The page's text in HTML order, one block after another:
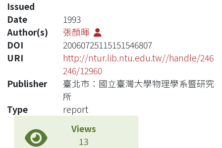
Issued
Date
1993
Author(s)
張顏暉
DOI
20060725115151546807
URI
http://ntur.lib.ntu.edu.tw//handle/246
246/12960
Publisher
臺北市：國立臺灣大學物理學系暨研究
所
Type
report
Views
13